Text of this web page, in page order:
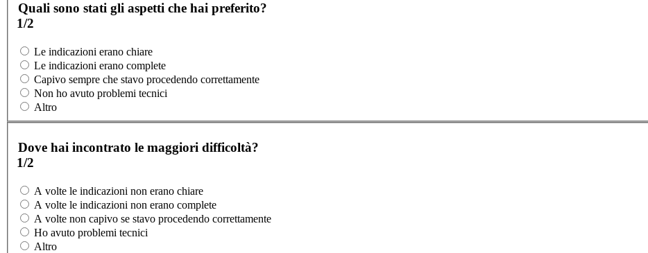
Quali sono stati gli aspetti che hai preferito?
1/2
Le indicazioni erano chiare
Le indicazioni erano complete
Capivo sempre che stavo procedendo correttamente
Non ho avuto problemi tecnici
Altro
Dove hai incontrato le maggiori difficoltà?
1/2
A volte le indicazioni non erano chiare
A volte le indicazioni non erano complete
A volte non capivo se stavo procedendo correttamente
Ho avuto problemi tecnici
Altro